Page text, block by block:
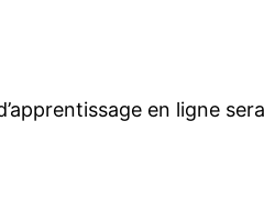
en ligne